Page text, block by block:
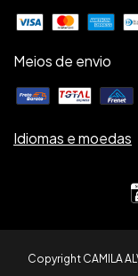
Meios de envio
Idiomas e moedas
Copyright CAMILA